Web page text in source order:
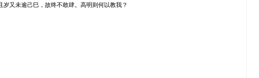
又未逾己巳，故终不敢肆。高明则何以教我？